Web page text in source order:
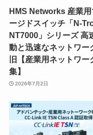
HMS Networks 産業用
ージドスイッチ「N-
NT7000」シリーズ 高
動と迅速なネットワー
旧【産業用ネットワー
集】
2026年7月2日